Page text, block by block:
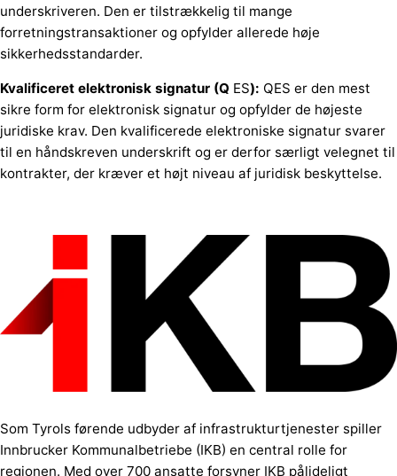
underskriveren. Den er tilstrækkelig til mange
forretningstransaktioner og opfylder allerede høje
sikkerhedsstandarder.
Kvalificeret elektronisk signatur (Q ES): QES er den mest
sikre form for elektronisk signatur og opfylder de højeste
juridiske krav. Den kvalificerede elektroniske signatur svarer
til en håndskreven underskrift og er derfor særligt velegnet til
kontrakter, der kræver et højt niveau af juridisk beskyttelse.
Som Tyrols førende udbyder af infrastrukturtjenester spiller
Innbrucker Kommunalbetriebe (IKB) en central rolle for
regionen. Med over 700 ansatte forsyner IKB pålideligt